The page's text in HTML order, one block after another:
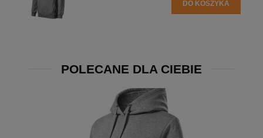
DO KOSZYKA
POLECANE DLA CIEBIE